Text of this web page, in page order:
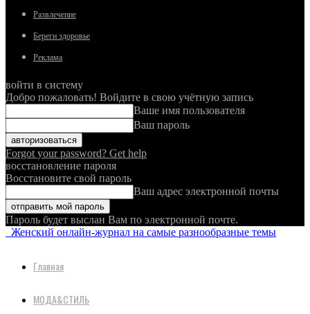
Развлечение
Береги здоровье
Реклама
войти в систему
Добро пожаловать! Войдите в свою учётную запись
Ваше имя пользователя
Ваш пароль
Forgot your password? Get help
восстановление пароля
Восстановите свой пароль
Ваш адрес электронной почты
Пароль будет выслан Вам по электронной почте.
Женский онлайн-журнал на самые разнообразные темы
Главная
МОДА&СТИЛЬ